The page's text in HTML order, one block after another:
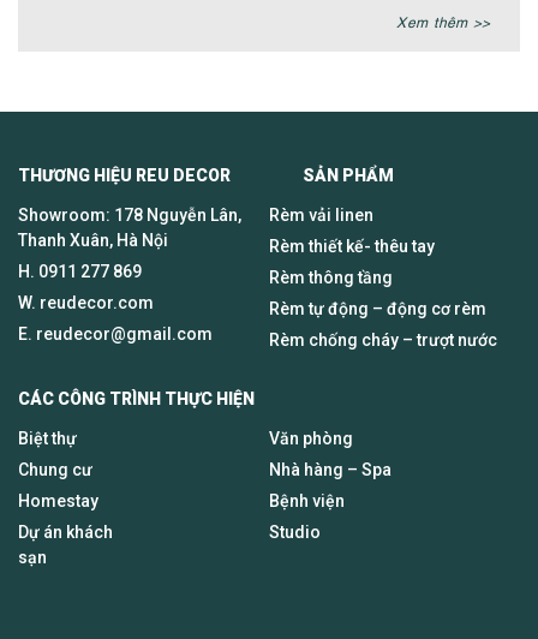
Xem thêm >>
THƯƠNG HIỆU REU DECOR SẢN PHẨM
Showroom: 178 Nguyễn Lân,
Thanh Xuân, Hà Nội
H. 0911 277 869
W. reudecor.com
E. reudecor@gmail.com
Rèm vải linen
Rèm thiết kế- thêu tay
Rèm thông tầng
Rèm tự động – động cơ rèm
Rèm chống cháy – trượt nước
CÁC CÔNG TRÌNH THỰC HIỆN
Biệt thự
Chung cư
Homestay
Dự án khách
sạn
Văn phòng
Nhà hàng – Spa
Bệnh viện
Studio